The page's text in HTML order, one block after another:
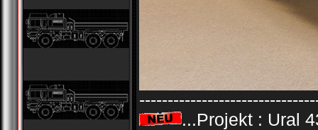
...Projekt : Ural